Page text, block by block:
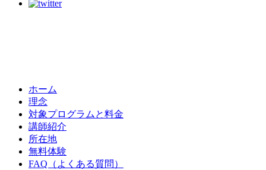
ホーム
理念
対象プログラムと料金
講師紹介
所在地
無料体験
FAQ（よくある質問）